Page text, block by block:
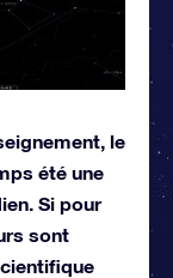
le
été une
Si pour
sont